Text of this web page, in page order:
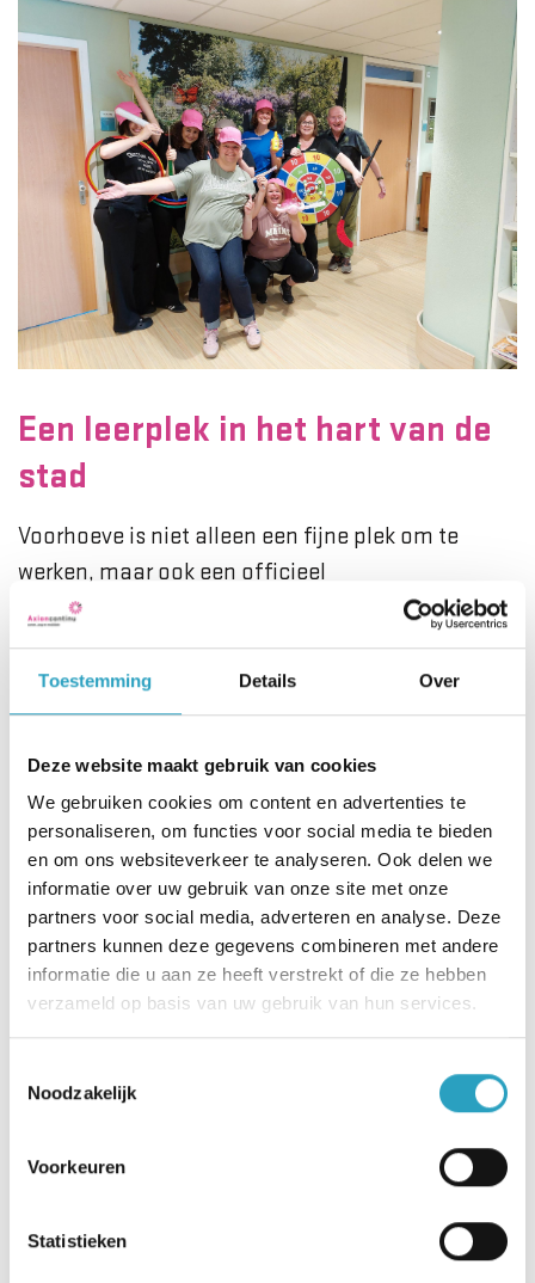
Toestemming Details Over
Deze website maakt gebruik van cookies
We gebruiken cookies om content en advertenties te
personaliseren, om functies voor social media te bieden
en om ons websiteverkeer te analyseren. Ook delen we
informatie over uw gebruik van onze site met onze
partners voor social media, adverteren en analyse. Deze
partners kunnen deze gegevens combineren met andere
informatie die u aan ze heeft verstrekt of die ze hebben
verzameld op basis van uw gebruik van hun services.
Noodzakelijk
Voorkeuren
Statistieken
Een leerplek in het hart van de
stad
Voorhoeve is niet alleen een fijne plek om te
werken, maar ook een officieel
opleidingscentrum. Naast onze vaste collega’s
leiden we hier met veel plezier Toekomstige
Optimisten op: leerlingen, studenten en zij-
instromers die bij ons het vak leren. Door die mix
van én met elkaar.
👀 Even gluren?